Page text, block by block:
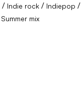
/ Indie rock / Indiepop /
Summer mix